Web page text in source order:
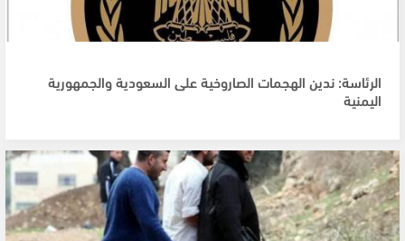
الرئاسة: ندين الهجمات الصاروخية على السعودية والجمهورية
اليمنية